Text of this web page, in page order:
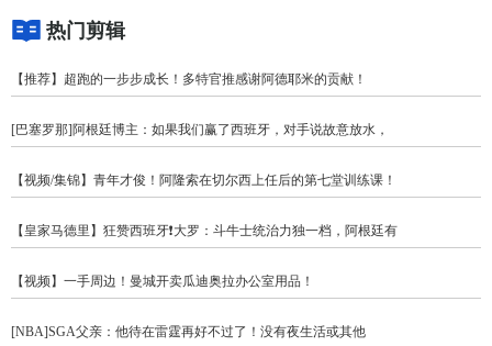
热门剪辑
【推荐】超跑的一步步成长！多特官推感谢阿德耶米的贡献！
[巴塞罗那]阿根廷博主：如果我们赢了西班牙，对手说故意放水，
【视频/集锦】青年才俊！阿隆索在切尔西上任后的第七堂训练课！
【皇家马德里】狂赞西班牙❗大罗：斗牛士统治力独一档，阿根廷有
【视频】一手周边！曼城开卖瓜迪奥拉办公室用品！
[NBA]SGA父亲：他待在雷霆再好不过了！没有夜生活或其他